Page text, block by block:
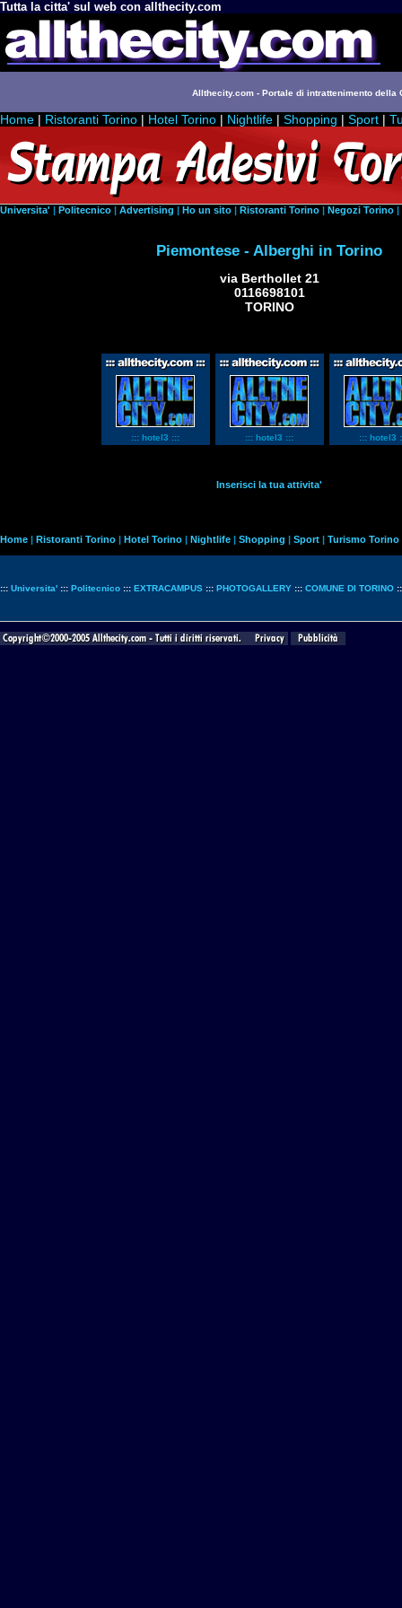
Tutta la citta' sul web con allthecity.com
Allthecity.com - Portale di intrattenimento della
Home | Ristoranti Torino | Hotel Torino | Nightlife | Shopping | Sport |
Universita' | Politecnico | Advertising | Ho un sito | Ristoranti Torino | Negozi Torino |
Piemontese - Alberghi in Torino
via Berthollet 21
0116698101
TORINO
::: hotel3 ::: ::: hotel3 ::: ::: hotel3
Inserisci la tua attivita'
Home | Ristoranti Torino | Hotel Torino | Nightlife | Shopping | Sport | Turismo Torino
::: Universita' ::: Politecnico ::: EXTRACAMPUS ::: PHOTOGALLERY ::: COMUNE DI TORINO